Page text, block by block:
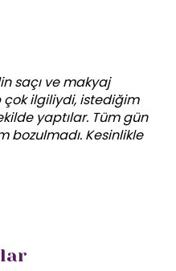
saçı ve makyaj
çok ilgiliydi, istediğim
yaptılar. Tüm gün
bozulmadı. Kesinlikle